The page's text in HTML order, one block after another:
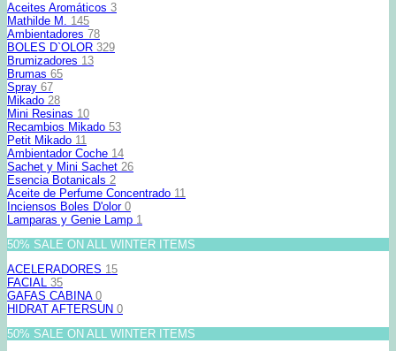
Aceites Aromáticos 3
Mathilde M. 145
Ambientadores 78
BOLES D`OLOR 329
Brumizadores 13
Brumas 65
Spray 67
Mikado 28
Mini Resinas 10
Recambios Mikado 53
Petit Mikado 11
Ambientador Coche 14
Sachet y Mini Sachet 26
Esencia Botanicals 2
Aceite de Perfume Concentrado 11
Inciensos Boles D'olor 0
Lamparas y Genie Lamp 1
50% SALE ON ALL WINTER ITEMS
ACELERADORES 15
FACIAL 35
GAFAS CABINA 0
HIDRAT AFTERSUN 0
50% SALE ON ALL WINTER ITEMS